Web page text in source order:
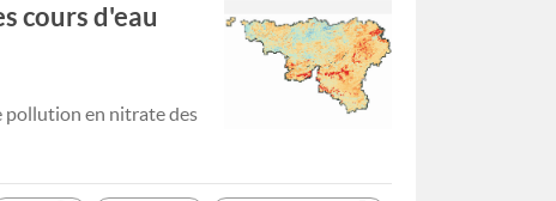
cours d'eau
pollution en nitrate des